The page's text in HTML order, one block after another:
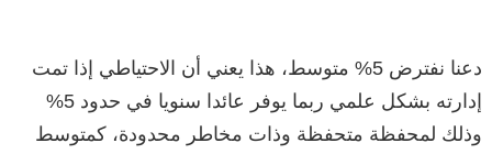
دعنا نفترض 5% متوسط، هذا يعني أن الاحتياطي إذا تمت
إدارته بشكل علمي ربما يوفر عائدا سنويا في حدود 5%
وذلك لمحفظة متحفظة وذات مخاطر محدودة، كمتوسط